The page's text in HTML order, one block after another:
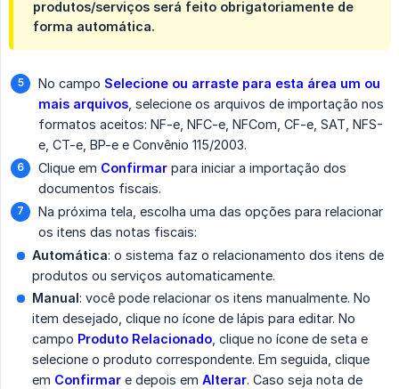
produtos/serviços será feito obrigatoriamente de
forma automática.
No campo Selecione ou arraste para esta área um ou
mais arquivos , selecione os arquivos de importação nos
formatos aceitos: NF-e, NFC-e, NFCom, CF-e, SAT, NFS-
e, CT-e, BP-e e Convênio 115/2003.
Clique em Confirmar para iniciar a importação dos
documentos fiscais.
Na próxima tela, escolha uma das opções para relacionar
os itens das notas fiscais:
Automática: o sistema faz o relacionamento dos itens de
produtos ou serviços automaticamente.
Manual: você pode relacionar os itens manualmente. No
item desejado, clique no ícone de lápis para editar. No
campo Produto Relacionado , clique no ícone de seta e
selecione o produto correspondente. Em seguida, clique
em Confirmar e depois em Alterar. Caso seja nota de